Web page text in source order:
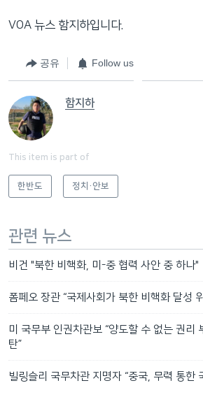
VOA 뉴스 함지하입니다.
공유 Follow us
함지하
This item is part of
한반도 정치·안보
관련 뉴스
비건 "북한 비핵화, 미-중 협력 사안 중 하나"
폼페오 장관 “국제사회가 북한 비핵화 달성
미 국무부 인권차관보 “양도할 수 없는 권리
탄”
빌링슬리 국무차관 지명자 “중국, 무력 통한